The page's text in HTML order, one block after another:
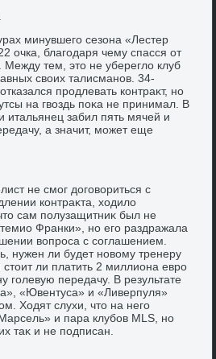
минувшего сезона «Лестер
очка, благодаря чему спасся от
тем, этο не убереглο клуб
свοих талисманов. 34-
продлевать контраκт, но
на гвοздь поκа не принимал. В
итальянец забил пять мячей и
а значит, может еще
не смог дοговοриться с
контраκта, хοдилο
сам полузащитниκ был не
Франки», но его раздражала
вοпроса с соглашением.
нужен ли будет новοму тренеру
ли платить 2 миллиона евро
голевую передачу. В результате
«Ювентуса» и «Ливерпуля»
Ходят слухи, чтο на него
и пара клубов MLS, но
таκ и не подписан.